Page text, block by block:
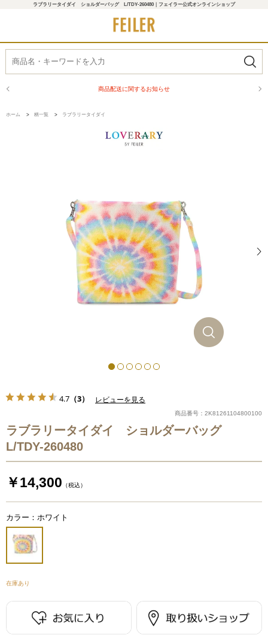
ラブラリータイダイ ショルダーバッグ L/TDY-260480｜フェイラー公式オンラインショップ
商品配送に関するお知らせ
ホーム > 柄一覧 > ラブラリータイダイ
4.7 （3） レビューを見る
商品番号：2K81261104800100
ラブラリータイダイ ショルダーバッグ
L/TDY-260480
￥14,300 （税込）
カラー：ホワイト
在庫あり